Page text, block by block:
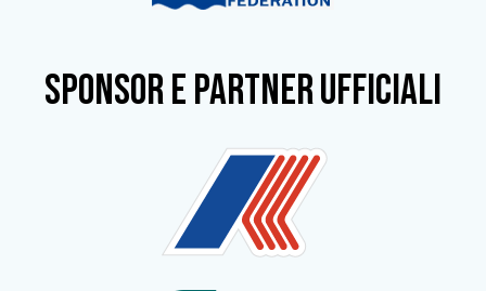
SPONSOR e partner ufficiali